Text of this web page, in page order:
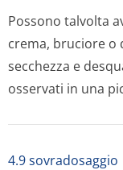
Possono talvolta
crema, bruciore
secchezza e
osservati in una
4.9 sovradosaggio